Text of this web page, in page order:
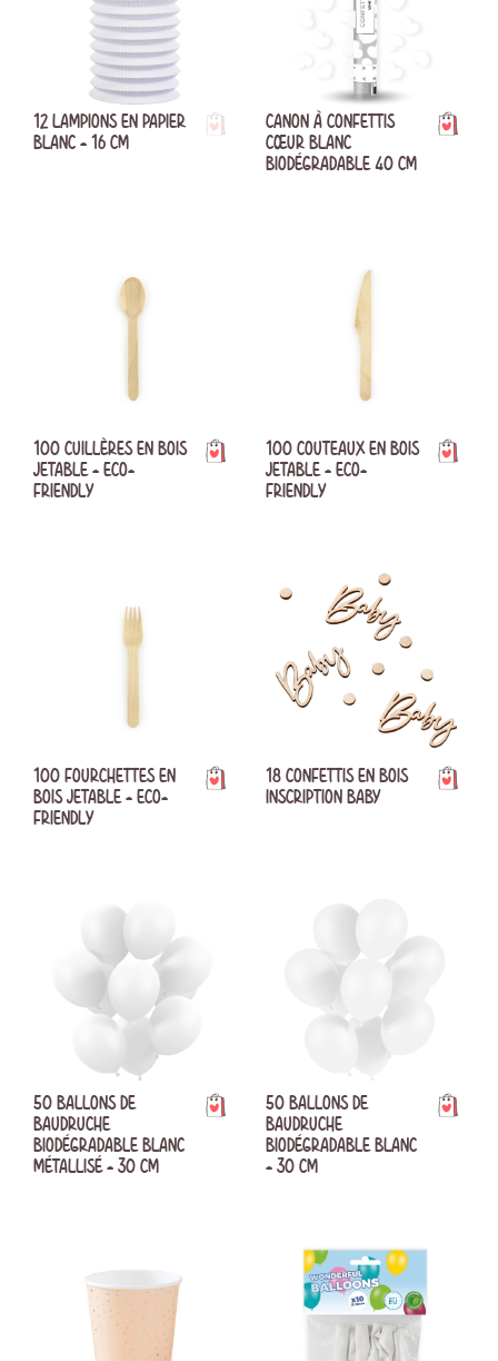
12 LAMPIONS EN PAPIER
BLANC - 16 CM
CANON À CONFETTIS
CŒUR BLANC
BIODÉGRADABLE 40 CM
100 CUILLÈRES EN BOIS
JETABLE - ECO-
FRIENDLY
100 COUTEAUX EN BOIS
JETABLE - ECO-
FRIENDLY
100 FOURCHETTES EN
BOIS JETABLE - ECO-
FRIENDLY
18 CONFETTIS EN BOIS
INSCRIPTION BABY
50 BALLONS DE
BAUDRUCHE
BIODÉGRADABLE BLANC
MÉTALLISÉ - 30 CM
50 BALLONS DE
BAUDRUCHE
BIODÉGRADABLE BLANC
- 30 CM